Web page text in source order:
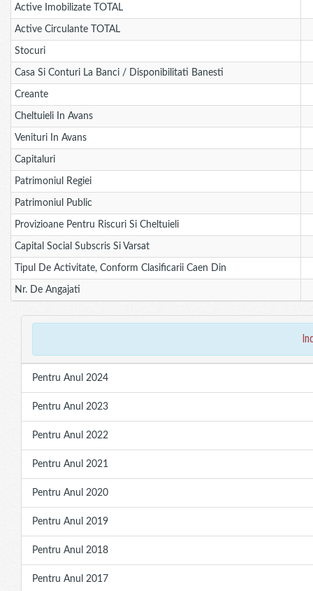
Active Imobilizate TOTAL
Active Circulante TOTAL
Stocuri
Casa Si Conturi La Banci / Disponibilitati Banesti
Creante
Cheltuieli In Avans
Venituri In Avans
Capitaluri
Patrimoniul Regiei
Patrimoniul Public
Provizioane Pentru Riscuri Si Cheltuieli
Capital Social Subscris Si Varsat
Tipul De Activitate, Conform Clasificarii Caen Din
Nr. De Angajati
Pentru Anul 2024
Pentru Anul 2023
Pentru Anul 2022
Pentru Anul 2021
Pentru Anul 2020
Pentru Anul 2019
Pentru Anul 2018
Pentru Anul 2017